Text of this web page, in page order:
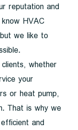
reputation and
HVAC
we like to
whether
your
or heat pump,
That is why we
and